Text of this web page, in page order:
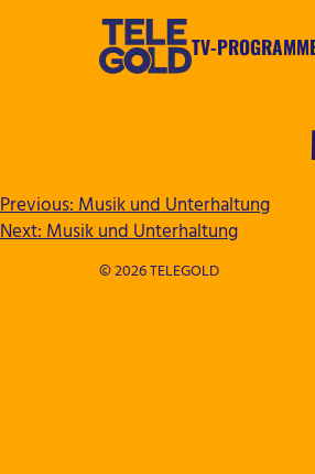
TV-PROGRAMM
BEITRAGSNAVIGATION
Previous:Musik und Unterhaltung
Next:Musik und Unterhaltung
© 2026 TELEGOLD